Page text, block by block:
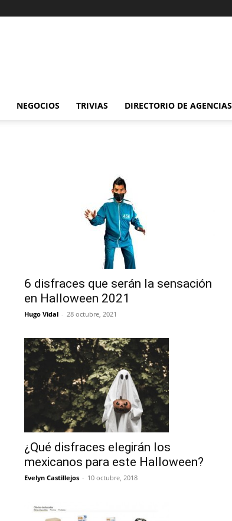
NEGOCIOS TRIVIAS DIRECTORIO DE AGENCIAS
6 disfraces que serán la sensación
en Halloween 2021
Hugo Vidal - 28 octubre, 2021
¿Qué disfraces elegirán los
mexicanos para este Halloween?
Evelyn Castillejos - 10 octubre, 2018